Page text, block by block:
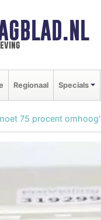
Regionaal Specials
75 procent omhoog'